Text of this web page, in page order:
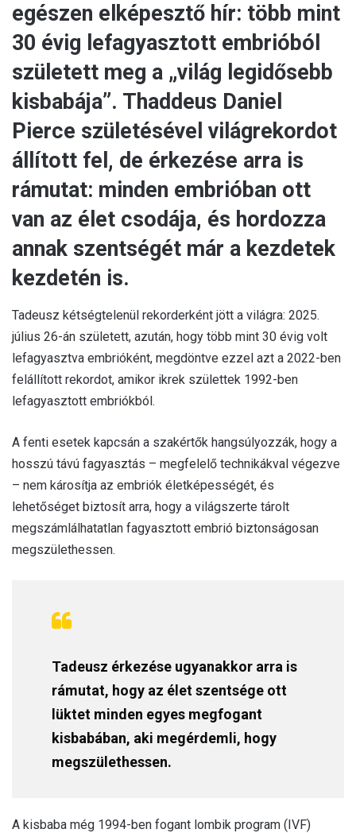
egészen elképesztő hír: több mint
30 évig lefagyasztott embrióból
született meg a „világ legidősebb
kisbabája”. Thaddeus Daniel
Pierce születésével világrekordot
állított fel, de érkezése arra is
rámutat: minden embrióban ott
van az élet csodája, és hordozza
annak szentségét már a kezdetek
kezdetén is.
Tadeusz kétségtelenül rekorderként jött a világra: 2025.
július 26-án született, azután, hogy több mint 30 évig volt
lefagyasztva embrióként, megdöntve ezzel azt a 2022-ben
felállított rekordot, amikor ikrek születtek 1992-ben
lefagyasztott embriókból.
A fenti esetek kapcsán a szakértők hangsúlyozzák, hogy a
hosszú távú fagyasztás – megfelelő technikákval végezve
– nem károsítja az embriók életképességét, és
lehetőséget biztosít arra, hogy a világszerte tárolt
megszámlálhatatlan fagyasztott embrió biztonságosan
megszülethessen.
Tadeusz érkezése ugyanakkor arra is
rámutat, hogy az élet szentsége ott
lüktet minden egyes megfogant
kisbabában, aki megérdemli, hogy
megszülethessen.
A kisbaba még 1994-ben fogant lombik program (IVF)